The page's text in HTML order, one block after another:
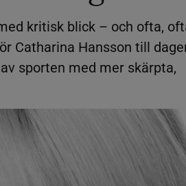
kritisk blick – och ofta,
Catharina Hansson till
sporten med mer skärpta,